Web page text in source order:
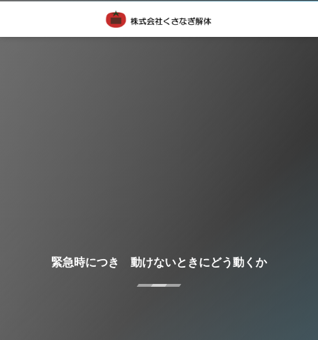
緊急時につき 動けないときにどう動くか